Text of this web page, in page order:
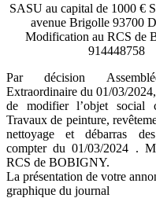
SASU au capital de 1000 €
avenue Brigolle 93700
Modification au RCS de
914448758
Par décision
Extraordinaire du 01/03/
de modifier l’objet social
Travaux de peinture,
nettoyage et débarras
compter du 01/03/2024 .
RCS de BOBIGNY.
La présentation de votre
graphique du journal